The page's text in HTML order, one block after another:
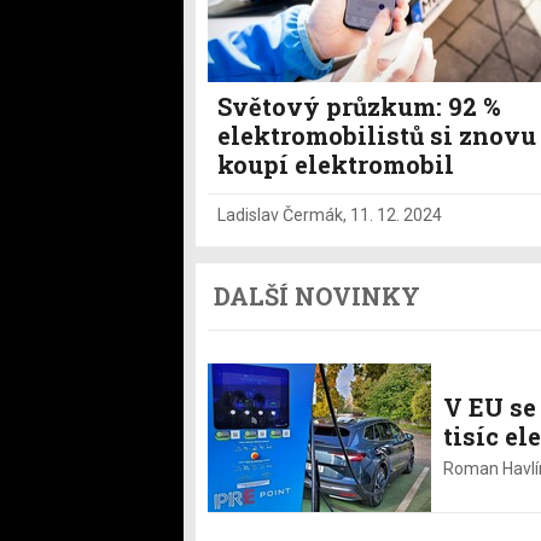
Světový průzkum: 92 %
elektromobilistů si znovu
koupí elektromobil
Ladislav Čermák, 11. 12. 2024
DALŠÍ NOVINKY
V EU
tisíc
Roman